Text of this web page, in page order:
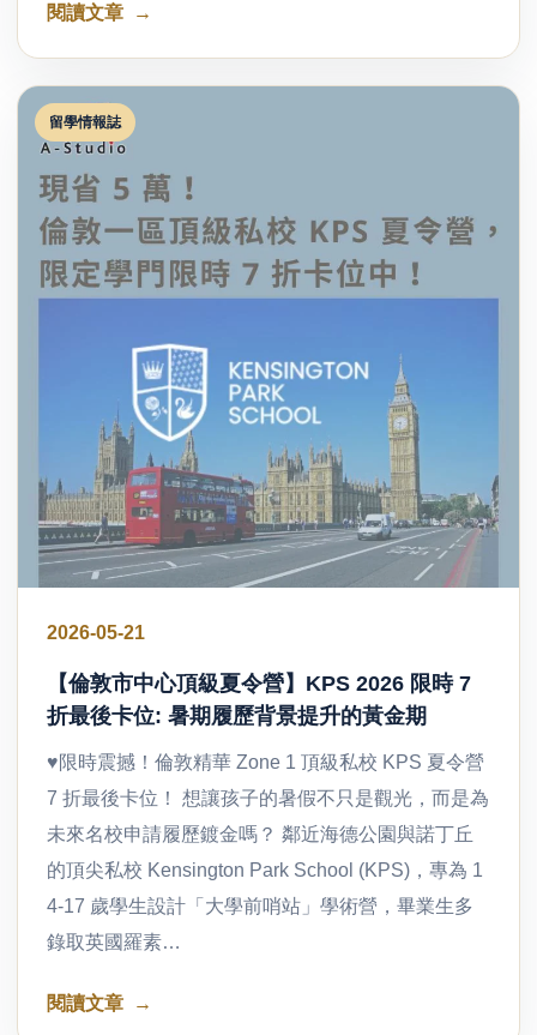
閱讀文章
留學情報誌
2026-05-21
【倫敦市中心頂級夏令營】KPS 2026 限時 7
折最後卡位: 暑期履歷背景提升的黃金期
♥限時震撼！倫敦精華 Zone 1 頂級私校 KPS 夏令營
7 折最後卡位！ 想讓孩子的暑假不只是觀光，而是為
未來名校申請履歷鍍金嗎？ 鄰近海德公園與諾丁丘
的頂尖私校 Kensington Park School (KPS)，專為 1
4-17 歲學生設計「大學前哨站」學術營，畢業生多
錄取英國羅素…
閱讀文章